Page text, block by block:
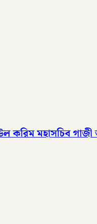
করিম মহাসচিব